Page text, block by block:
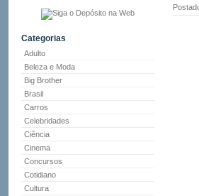
Categorias
Adulto
Beleza e Moda
Big Brother
Brasil
Carros
Celebridades
Ciência
Cinema
Concursos
Cotidiano
Cultura